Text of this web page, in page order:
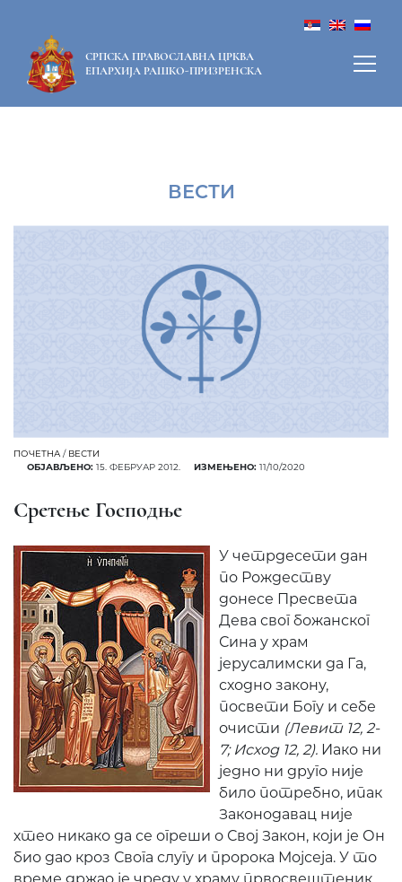
СРПСКА ПРАВОСЛАВНА ЦРКВА
ЕПАРХИЈА РАШКО-ПРИЗРЕНСКА
ВЕСТИ
ПОЧЕТНА / ВЕСТИ
ОБЈАВЉЕНО: 15. ФЕБРУАР 2012. ИЗМЕЊЕНО: 11/10/2020
Сретење Господње
У четрдесети дан
по Рождеству
донесе Пресвета
Дева свог божанског
Сина у храм
јерусалимски да Га,
сходно закону,
посвети Богу и себе
очисти (Левит 12, 2-
7; Исход 12, 2). Иако ни
једно ни друго није
било потребно, ипак
Законодавац није
хтео никако да се огреши о Свој Закон, који је Он
био дао кроз Свога слугу и пророка Мојсеја. У то